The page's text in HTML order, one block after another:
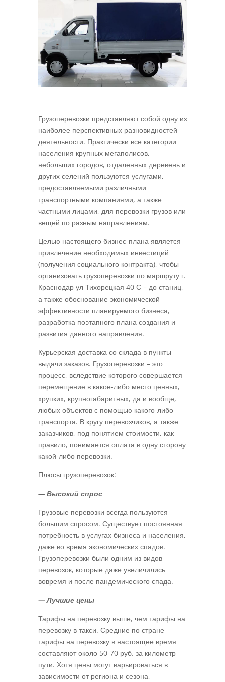
Грузоперевозки представляют собой одну из
наиболее перспективных разновидностей
деятельности. Практически все категории
населения крупных мегаполисов,
небольших городов, отдаленных деревень и
других селений пользуются услугами,
предоставляемыми различными
транспортными компаниями, а также
частными лицами, для перевозки грузов или
вещей по разным направлениям.
Целью настоящего бизнес-плана является
привлечение необходимых инвестиций
(получения социального контракта), чтобы
организовать грузоперевозки по маршруту г.
Краснодар ул Тихорецкая 40 С – до станиц,
а также обоснование экономической
эффективности планируемого бизнеса,
разработка поэтапного плана создания и
развития данного направления.
Курьерская доставка со склада в пункты
выдачи заказов. Грузоперевозки – это
процесс, вследствие которого совершается
перемещение в какое-либо место ценных,
хрупких, крупногабаритных, да и вообще,
любых объектов с помощью какого-либо
транспорта. В кругу перевозчиков, а также
заказчиков, под понятием стоимости, как
правило, понимается оплата в одну сторону
какой-либо перевозки.
Плюсы грузоперевозок:
— Высокий спрос
Грузовые перевозки всегда пользуются
большим спросом. Существует постоянная
потребность в услугах бизнеса и населения,
даже во время экономических спадов.
Грузоперевозки были одним из видов
перевозок, которые даже увеличились
вовремя и после пандемического спада.
— Лучшие цены
Тарифы на перевозку выше, чем тарифы на
перевозку в такси. Средние по стране
тарифы на перевозку в настоящее время
составляют около 50-70 руб. за километр
пути. Хотя цены могут варьироваться в
зависимости от региона и сезона,